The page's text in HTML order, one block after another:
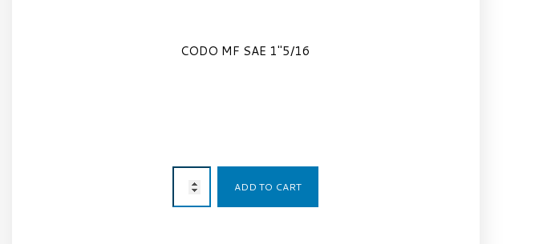
CODO MF SAE 1″5/16
ADD TO CART